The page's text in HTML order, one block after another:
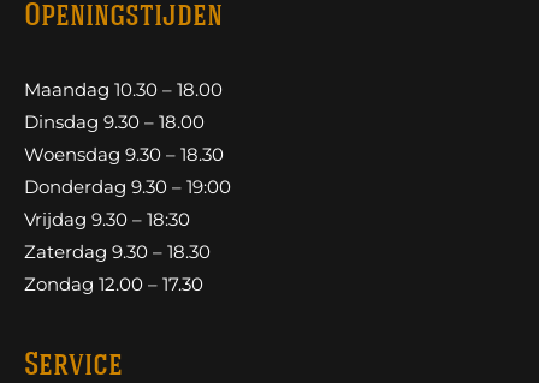
Openingstijden
Maandag 10.30 – 18.00
Dinsdag 9.30 – 18.00
Woensdag 9.30 – 18.30
Donderdag 9.30 – 19:00
Vrijdag 9.30 – 18:30
Zaterdag 9.30 – 18.30
Zondag 12.00 – 17.30
Service